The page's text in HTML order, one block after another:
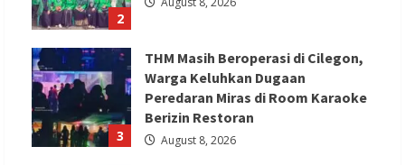
2
3
THM Masih Beroperasi di Cilegon,
Warga Keluhkan Dugaan
Peredaran Miras di Room Karaoke
Berizin Restoran
August 8, 2026